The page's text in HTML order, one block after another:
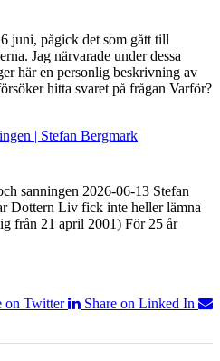
juni, pågick det som gått till
Jag närvarade under dessa
här en personlig beskrivning av
hitta svaret på frågan Varför?
| Stefan Bergmark
sanningen 2026-06-13 Stefan
Dottern Liv fick inte heller lämna
från 21 april 2001) För 25 år
on Twitter
Share on Linked In